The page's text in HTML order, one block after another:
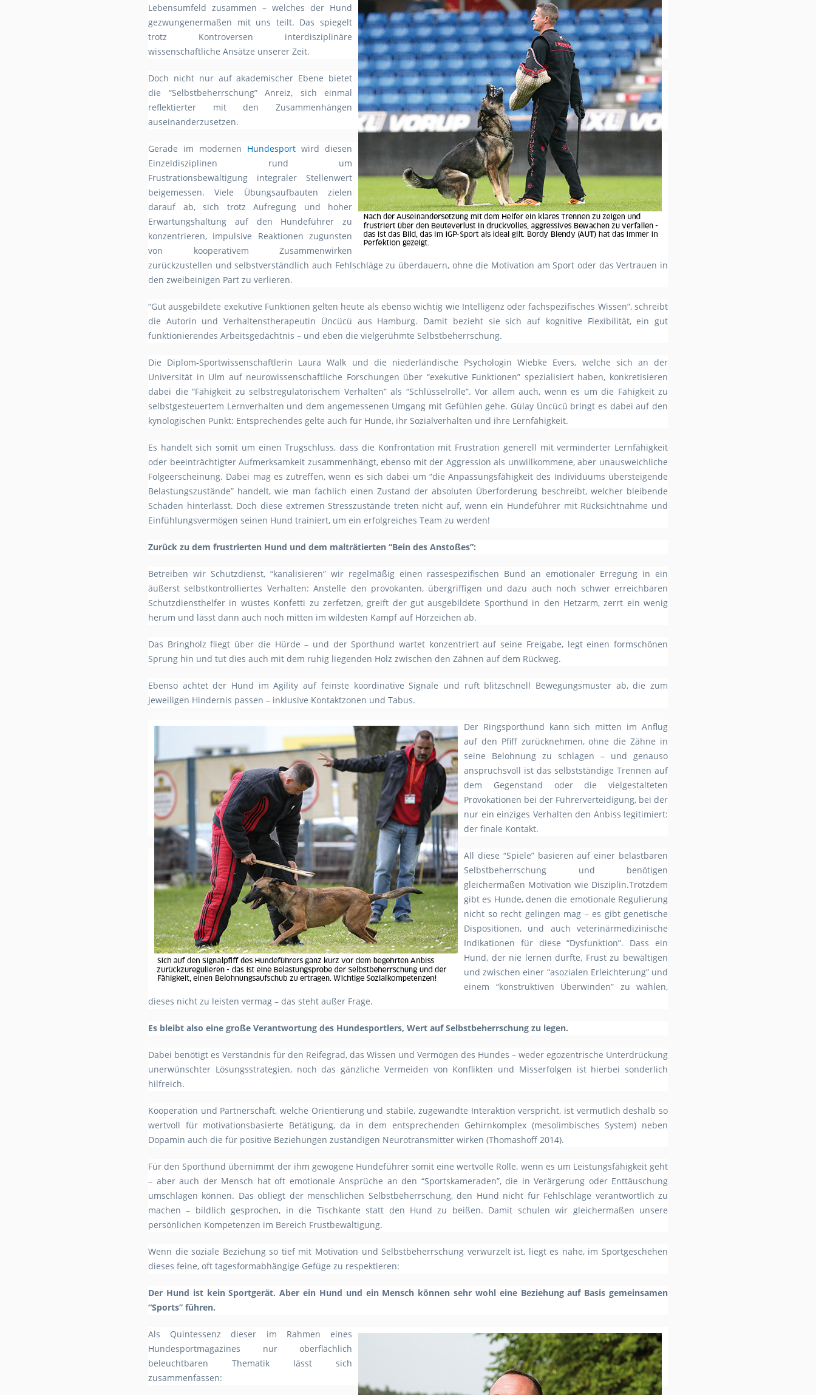
Lebensumfeld zusammen – welches der Hund
gezwungenermaßen mit uns teilt. Das spiegelt
trotz Kontroversen interdisziplinäre
wissenschaftliche Ansätze unserer Zeit.
Doch nicht nur auf akademischer Ebene bietet
die “Selbstbeherrschung” Anreiz, sich einmal
reflektierter mit den Zusammenhängen
auseinanderzusetzen.
Gerade im modernen Hundesport wird diesen
Einzeldisziplinen rund um
Frustrationsbewältigung integraler Stellenwert
beigemessen. Viele Übungsaufbauten zielen
darauf ab, sich trotz Aufregung und hoher
Erwartungshaltung auf den Hundeführer zu
konzentrieren, impulsive Reaktionen zugunsten
von kooperativem Zusammenwirken
zurückzustellen und selbstverständlich auch Fehlschläge zu überdauern, ohne die Motivation am Sport oder das Vertrauen in
den zweibeinigen Part zu verlieren.
“Gut ausgebildete exekutive Funktionen gelten heute als ebenso wichtig wie Intelligenz oder fachspezifisches Wissen”, schreibt
die Autorin und Verhaltenstherapeutin Üncücü aus Hamburg. Damit bezieht sie sich auf kognitive Flexibilität, ein gut
funktionierendes Arbeitsgedächtnis – und eben die vielgerühmte Selbstbeherrschung.
Die Diplom-Sportwissenschaftlerin Laura Walk und die niederländische Psychologin Wiebke Evers, welche sich an der
Universität in Ulm auf neurowissenschaftliche Forschungen über “exekutive Funktionen” spezialisiert haben, konkretisieren
dabei die “Fähigkeit zu selbstregulatorischem Verhalten” als “Schlüsselrolle”. Vor allem auch, wenn es um die Fähigkeit zu
selbstgesteuertem Lernverhalten und dem angemessenen Umgang mit Gefühlen gehe. Gülay Üncücü bringt es dabei auf den
kynologischen Punkt: Entsprechendes gelte auch für Hunde, ihr Sozialverhalten und ihre Lernfähigkeit.
Es handelt sich somit um einen Trugschluss, dass die Konfrontation mit Frustration generell mit verminderter Lernfähigkeit
oder beeinträchtigter Aufmerksamkeit zusammenhängt, ebenso mit der Aggression als unwillkommene, aber unausweichliche
Folgeerscheinung. Dabei mag es zutreffen, wenn es sich dabei um “die Anpassungsfähigkeit des Individuums übersteigende
Belastungszustände” handelt, wie man fachlich einen Zustand der absoluten Überforderung beschreibt, welcher bleibende
Schäden hinterlässt. Doch diese extremen Stresszustände treten nicht auf, wenn ein Hundeführer mit Rücksichtnahme und
Einfühlungsvermögen seinen Hund trainiert, um ein erfolgreiches Team zu werden!
Zurück zu dem frustrierten Hund und dem malträtierten “Bein des Anstoßes”:
Betreiben wir Schutzdienst, “kanalisieren” wir regelmäßig einen rassespezifischen Bund an emotionaler Erregung in ein
äußerst selbstkontrolliertes Verhalten: Anstelle den provokanten, übergriffigen und dazu auch noch schwer erreichbaren
Schutzdiensthelfer in wüstes Konfetti zu zerfetzen, greift der gut ausgebildete Sporthund in den Hetzarm, zerrt ein wenig
herum und lässt dann auch noch mitten im wildesten Kampf auf Hörzeichen ab.
Das Bringholz fliegt über die Hürde – und der Sporthund wartet konzentriert auf seine Freigabe, legt einen formschönen
Sprung hin und tut dies auch mit dem ruhig liegenden Holz zwischen den Zähnen auf dem Rückweg.
Ebenso achtet der Hund im Agility auf feinste koordinative Signale und ruft blitzschnell Bewegungsmuster ab, die zum
jeweiligen Hindernis passen – inklusive Kontaktzonen und Tabus.
Der Ringsporthund kann sich mitten im Anflug
auf den Pfiff zurücknehmen, ohne die Zähne in
seine Belohnung zu schlagen – und genauso
anspruchsvoll ist das selbstständige Trennen auf
dem Gegenstand oder die vielgestalteten
Provokationen bei der Führerverteidigung, bei der
nur ein einziges Verhalten den Anbiss legitimiert:
der finale Kontakt.
All diese “Spiele” basieren auf einer belastbaren
Selbstbeherrschung und benötigen
gleichermaßen Motivation wie Disziplin.Trotzdem
gibt es Hunde, denen die emotionale Regulierung
nicht so recht gelingen mag – es gibt genetische
Dispositionen, und auch veterinärmedizinische
Indikationen für diese “Dysfunktion”. Dass ein
Hund, der nie lernen durfte, Frust zu bewältigen
und zwischen einer “asozialen Erleichterung” und
einem “konstruktiven Überwinden” zu wählen,
dieses nicht zu leisten vermag – das steht außer Frage.
Es bleibt also eine große Verantwortung des Hundesportlers, Wert auf Selbstbeherrschung zu legen.
Dabei benötigt es Verständnis für den Reifegrad, das Wissen und Vermögen des Hundes – weder egozentrische Unterdrückung
unerwünschter Lösungsstrategien, noch das gänzliche Vermeiden von Konflikten und Misserfolgen ist hierbei sonderlich
hilfreich.
Kooperation und Partnerschaft, welche Orientierung und stabile, zugewandte Interaktion verspricht, ist vermutlich deshalb so
wertvoll für motivationsbasierte Betätigung, da in dem entsprechenden Gehirnkomplex (mesolimbisches System) neben
Dopamin auch die für positive Beziehungen zuständigen Neurotransmitter wirken (Thomashoff 2014).
Für den Sporthund übernimmt der ihm gewogene Hundeführer somit eine wertvolle Rolle, wenn es um Leistungsfähigkeit geht
– aber auch der Mensch hat oft emotionale Ansprüche an den “Sportskameraden”, die in Verärgerung oder Enttäuschung
umschlagen können. Das obliegt der menschlichen Selbstbeherrschung, den Hund nicht für Fehlschläge verantwortlich zu
machen – bildlich gesprochen, in die Tischkante statt den Hund zu beißen. Damit schulen wir gleichermaßen unsere
persönlichen Kompetenzen im Bereich Frustbewältigung.
Wenn die soziale Beziehung so tief mit Motivation und Selbstbeherrschung verwurzelt ist, liegt es nahe, im Sportgeschehen
dieses feine, oft tagesformabhängige Gefüge zu respektieren:
Der Hund ist kein Sportgerät.Aber ein Hund und ein Mensch können sehr wohl eine Beziehung auf Basis gemeinsamen
“Sports” führen.
Als Quintessenz dieser im Rahmen eines
Hundesportmagazines nur oberflächlich
beleuchtbaren Thematik lässt sich
zusammenfassen: